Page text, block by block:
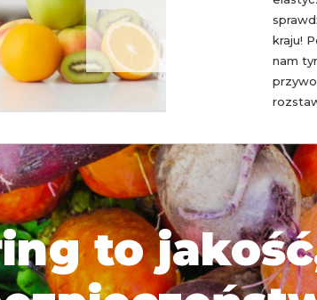
kraju!
nam
to